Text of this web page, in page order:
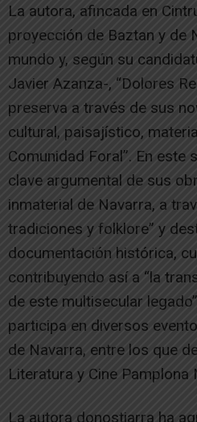
La autora, afincada en
proyección de Baztan y de
mundo y, según su
Javier Azanza-, “Dolores
preserva a través de sus
cultural, paisajístico,
Comunidad Foral”. En este
clave argumental de sus
inmaterial de Navarra, a
tradiciones y folklore” y
documentación histórica,
contribuyendo así a “la
de este multisecular
participa en diversos
de Navarra, entre los que
Literatura y Cine Pamplona
La autora donostiarra ha